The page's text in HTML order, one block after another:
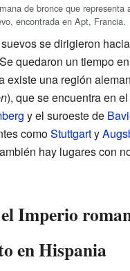
de bronce que representa
encontrada en Apt, Francia.
se dirigieron
quedaron un tiempo
existe una región
), que se encuentra en
y el suroeste de
comoStuttgarty
hay lugares con
Imperio
en Hispania